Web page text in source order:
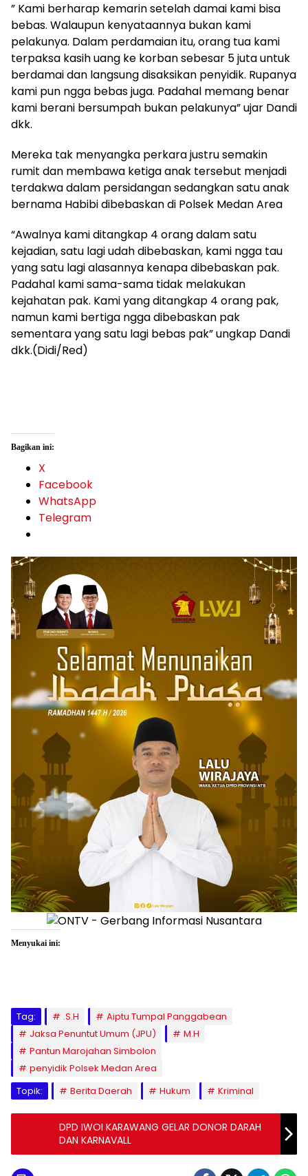
” Kami berharap kemarin setelah damai kami bisa
bebas. Walaupun kenyataannya bukan kami
pelakunya. Dalam perdamaian itu, orang tua kami
terpaksa kasih uang ke korban sebesar 5 juta untuk
berdamai dan langsung disaksikan penyidik. Rupanya
kami pun ngga bebas juga. Padahal memang benar
kami berani bersumpah bukan pelakunya” ujar Dandi
dkk.
Mereka tak menyangka perkara justru semakin
rumit dan membawa ketiga anak tersebut menjadi
terdakwa dalam persidangan sedangkan satu anak
bernama Habibi dibebaskan di Polsek Medan Area
“Awalnya kami ditangkap 4 orang dalam satu
kejadian, satu lagi udah dibebaskan, kami ngga tau
yang satu lagi alasannya kenapa dibebaskan pak.
Padahal kami sama-sama tidak melakukan
kejahatan pak. Kami yang ditangkap 4 orang pak,
namun kami bertiga ngga dibebaskan pak
sementara yang satu lagi bebas pak” ungkap Dandi
dkk.(Didi/Red)
Bagikan ini:
X
Facebook
WhatsApp
Telegram
Menyukai ini:
Tag: .S.H
Aiptu Tumpal Panggabean
Jaksa Penuntut Umum (JPU)
M.H
Pantun Marojahan Simbolon
penyidik Polsek Medan Area
Topik:
Berita Daerah Hukum Kriminal
DPD IWOI KARAWANG GELAR DONOR DARAH
DAN KARNAVALL